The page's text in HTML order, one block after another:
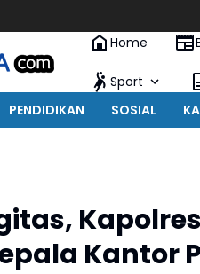
Home
Sport
PENDIDIKAN SOSIAL
Kantor